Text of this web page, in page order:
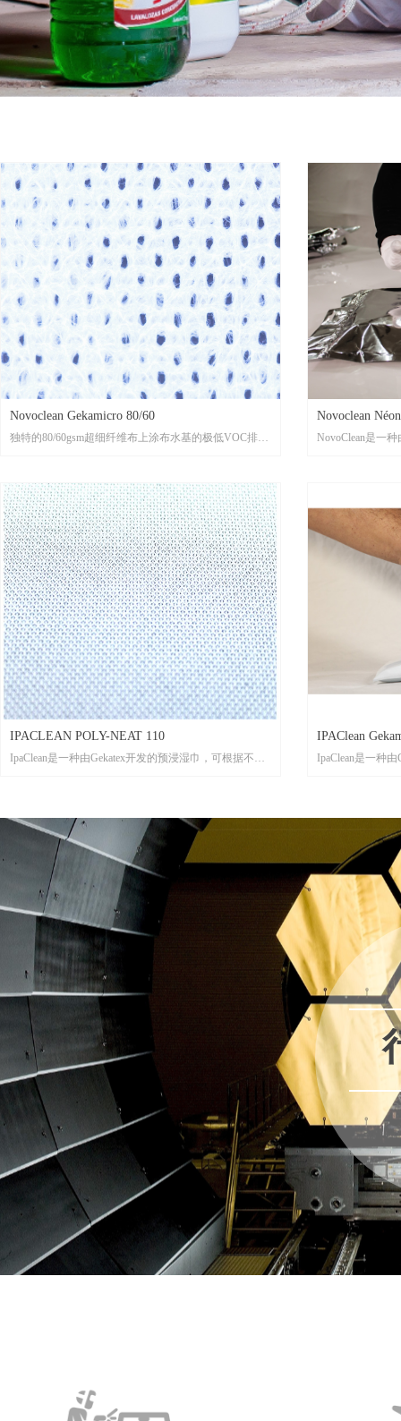
Novoclean Gekamicro 80/60
独特的80/60gsm超细纤维布上涂布水基的极低VOC排放
独特的超细纤维擦拭均匀，用于超高效擦拭，只需一次
擦拭即可完全清理油脂
超低VOC排放（8 g/l）的溶剂可更好地保护操作人员和
环境
Novoclean Néon
NovoClean是一
擦拭过。预浸擦
免在您的企业中
IPACLEAN POLY-NEAT 110
IpaClean是一种由Gekatex开发的预浸湿巾，可根据不同
您的企业中存储危险品。Poly-neat是一种由100%聚酯纤
维长丝制成的针织布，非常耐磨。这种强大的具有吸收
性的基材适用于一系列的坚硬表面擦拭和溶剂清洗。
Poly-Neat在非常洁净的厂房内针织而成，与传统机织布
相比非常洁净，也没有被粉尘污染的风险
IPAClean
IpaClean是一种
您的企业中存储
无孔非织造超细
强大的具有吸收
和溶剂清洗。无
到的超细纤维制
且不掉纤维